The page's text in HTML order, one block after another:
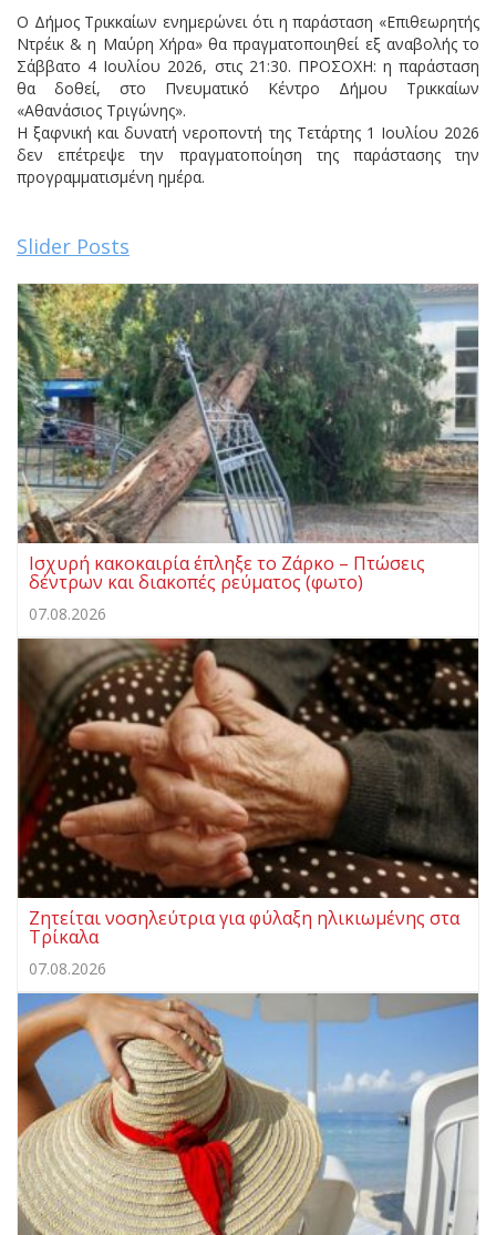
Ο Δήμος Τρικκαίων ενημερώνει ότι η παράσταση «Επιθεωρητής
Ντρέικ & η Μαύρη Χήρα» θα πραγματοποιηθεί εξ αναβολής το
Σάββατο 4 Ιουλίου 2026, στις 21:30. ΠΡΟΣΟΧΗ: η παράσταση
θα δοθεί, στο Πνευματικό Κέντρο Δήμου Τρικκαίων
«Αθανάσιος Τριγώνης».
Η ξαφνική και δυνατή νεροποντή της Τετάρτης 1 Ιουλίου 2026
δεν επέτρεψε την πραγματοποίηση της παράστασης την
προγραμματισμένη ημέρα.
Slider Posts
Ισχυρή κακοκαιρία έπληξε το Ζάρκο – Πτώσεις
δέντρων και διακοπές ρεύματος (φωτο)
07.08.2026
Ζητείται νοσηλεύτρια για φύλαξη ηλικιωμένης στα
Τρίκαλα
07.08.2026